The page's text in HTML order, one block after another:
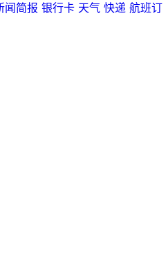
闻简报 银行卡 天气 快递 航班订